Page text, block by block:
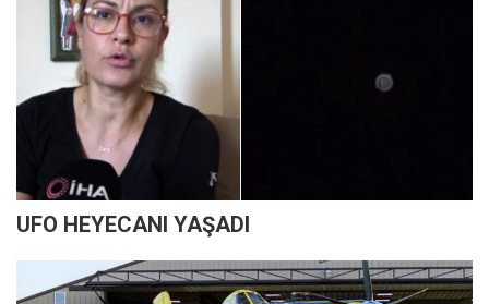
UFO HEYECANI YAŞADI